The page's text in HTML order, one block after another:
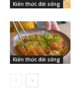
Kiến thức đời sống
Kiến thức đời sống